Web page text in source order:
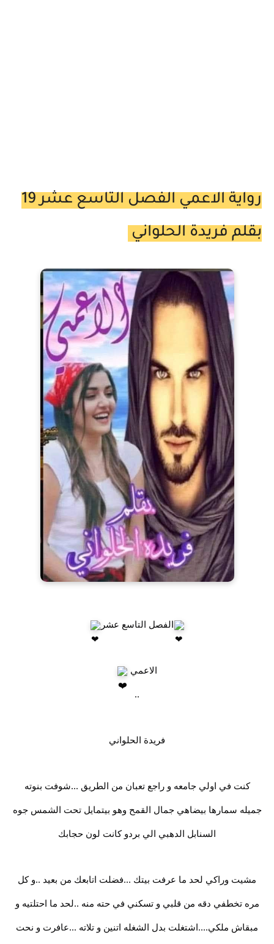
رواية الاعمي الفصل التاسع عشر 19
بقلم فريدة الحلواني
الفصل التاسع عشر
الاعمي
..
فريدة الحلواني
كنت في اولي جامعه و راجع تعبان من الطريق ...شوفت بنوته
جميله سمارها بيضاهي جمال القمح وهو بيتمايل تحت الشمس جوه
السنابل الدهبي الي بردو كانت لون حجابك
مشيت وراكي لحد ما عرفت بيتك ...فضلت اتابعك من بعيد ..و كل
مره تخطفي دقه من قلبي و تسكني في حته منه ..لحد ما احتلتيه و
مبقاش ملكي....اشتغلت بدل الشغله اتنين و تلاته ...عافرت و نحت